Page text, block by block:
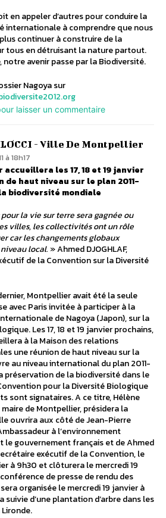
en appeler d’autres pour conduire la
internationale à comprendre que nous
continuer à construire de la
tous en détruisant la nature partout.
notre avenir passe par la Biodiversité.
Nagoya sur
laisser un commentaire
- Ville De Montpellier
à 18h17
les 17, 18 et 19 janvier
de haut niveau sur le plan 2011-
biodiversité mondiale
la vie sur terre sera gagnée ou
villes, les collectivités ont un rôle
car les changements globaux
local. » Ahmed DJOGHLAF,
de la Convention sur la Diversité
Montpellier avait été la seule
avec Paris invitée à participer à la
de Nagoya (Japon), sur la
Les 17, 18 et 19 janvier prochains,
à la Maison des relations
une réunion de haut niveau sur la
au niveau international du plan 2011-
préservation de la biodiversité dans le
pour la Diversité Biologique
sont signataires. A ce titre, Hélène
maire de Montpellier, présidera la
ouvrira aux côté de Jean-Pierre
à l’environnement
le gouvernement français et de Ahmed
exécutif de la Convention, le
à 9h30 et clôturera le mercredi 19
de presse de rendu des
organisée le mercredi 19 janvier à
suivie d’une plantation d’arbre dans les